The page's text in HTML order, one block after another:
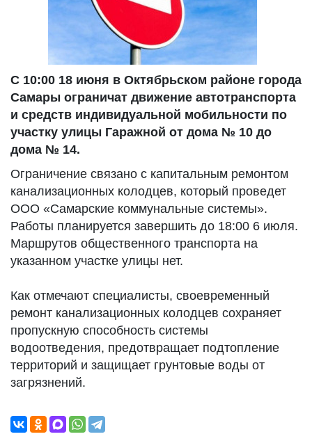
С 10:00 18 июня в Октябрьском районе города
Самары ограничат движение автотранспорта
и средств индивидуальной мобильности по
участку улицы Гаражной от дома № 10 до
дома № 14.
Ограничение связано с капитальным ремонтом
канализационных колодцев, который проведет
ООО «Самарские коммунальные системы».
Работы планируется завершить до 18:00 6 июля.
Маршрутов общественного транспорта на
указанном участке улицы нет.
Как отмечают специалисты, своевременный
ремонт канализационных колодцев сохраняет
пропускную способность системы
водоотведения, предотвращает подтопление
территорий и защищает грунтовые воды от
загрязнений.